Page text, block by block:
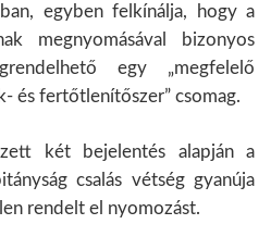
egyben felkínálja, hogy a
megnyomásával bizonyos
egy „megfelelő
és fertőtlenítőszer” csomag.
két bejelentés alapján a
csalás vétség gyanúja
rendelt el nyomozást.